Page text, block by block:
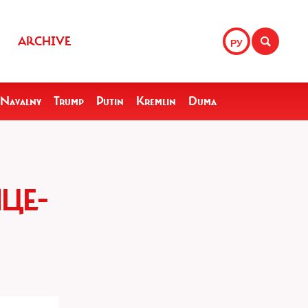
РУ
ARCHIVE
Navalny Trump Putin Kremlin Duma